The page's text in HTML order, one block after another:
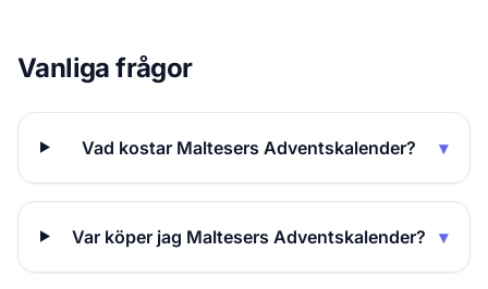
Vanliga frågor
Vad kostar Maltesers Adventskalender? ▾
Var köper jag Maltesers Adventskalender? ▾